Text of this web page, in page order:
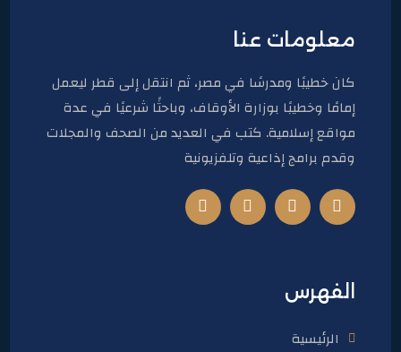
معلومات عنا
كان خطيبًا ومدرسًا في مصر، ثم انتقل إلى قطر ليعمل
إمامًا وخطيبًا بوزارة الأوقاف، وباحثًا شرعيًا في عدة
مواقع إسلامية. كتب في العديد من الصحف والمجلات
وقدم برامج إذاعية وتلفزيونية
الفهرس
الرئيسية